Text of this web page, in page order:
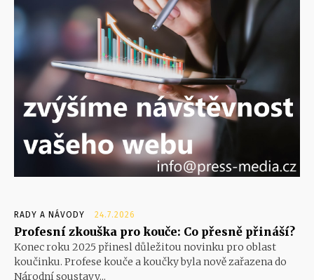
RADY A NÁVODY 24.7.2026
Profesní zkouška pro kouče: Co přesně přináší?
Konec roku 2025 přinesl důležitou novinku pro oblast
koučinku. Profese kouče a koučky byla nově zařazena do
Národní soustavy...